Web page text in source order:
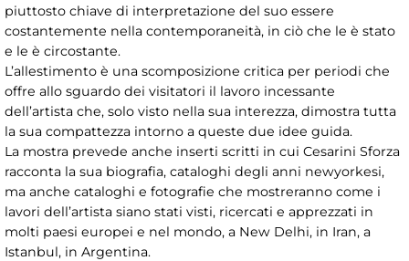
piuttosto chiave di interpretazione del suo essere
costantemente nella contemporaneità, in ciò che le è stato
e le è circostante.
L’allestimento è una scomposizione critica per periodi che
offre allo sguardo dei visitatori il lavoro incessante
dell’artista che, solo visto nella sua interezza, dimostra tutta
la sua compattezza intorno a queste due idee guida.
La mostra prevede anche inserti scritti in cui Cesarini Sforza
racconta la sua biografia, cataloghi degli anni newyorkesi,
ma anche cataloghi e fotografie che mostreranno come i
lavori dell’artista siano stati visti, ricercati e apprezzati in
molti paesi europei e nel mondo, a New Delhi, in Iran, a
Istanbul, in Argentina.